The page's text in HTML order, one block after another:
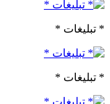
* تبلیغات *
* تبلیغات *